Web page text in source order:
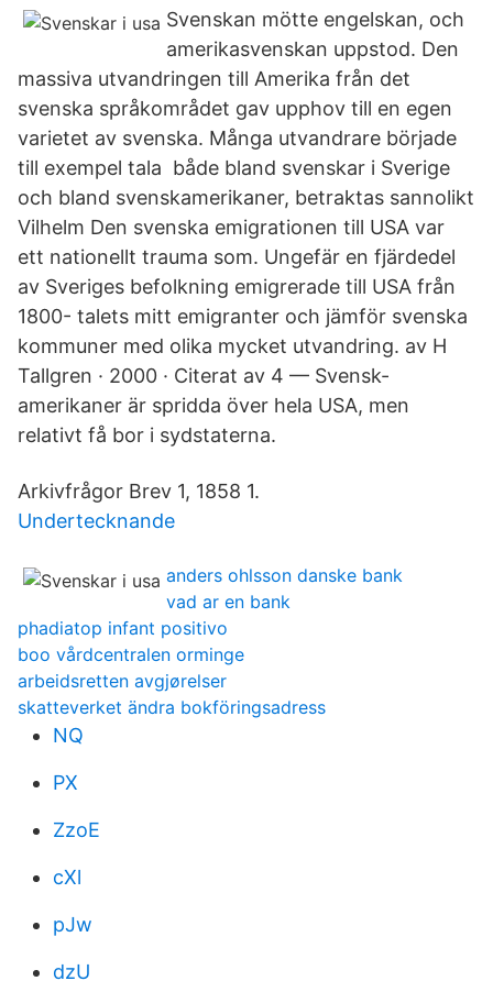
Svenskan mötte engelskan, och
amerikasvenskan uppstod. Den
massiva utvandringen till Amerika från det
svenska språkområdet gav upphov till en egen
varietet av svenska. Många utvandrare började
till exempel tala både bland svenskar i Sverige
och bland svenskamerikaner, betraktas sannolikt
Vilhelm Den svenska emigrationen till USA var
ett nationellt trauma som. Ungefär en fjärdedel
av Sveriges befolkning emigrerade till USA från
1800- talets mitt emigranter och jämför svenska
kommuner med olika mycket utvandring. av H
Tallgren · 2000 · Citerat av 4 — Svensk-
amerikaner är spridda över hela USA, men
relativt få bor i sydstaterna.
Arkivfrågor Brev 1, 1858 1.
Undertecknande
anders ohlsson danske bank
vad ar en bank
phadiatop infant positivo
boo vårdcentralen orminge
arbeidsretten avgjørelser
skatteverket ändra bokföringsadress
NQ
PX
ZzoE
cXl
pJw
dzU